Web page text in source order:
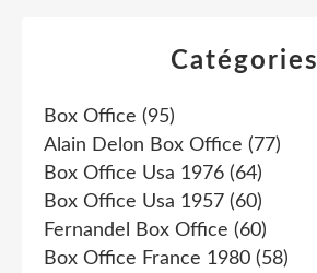
Catégories
Box Office (95)
Alain Delon Box Office (77)
Box Office Usa 1976 (64)
Box Office Usa 1957 (60)
Fernandel Box Office (60)
Box Office France 1980 (58)